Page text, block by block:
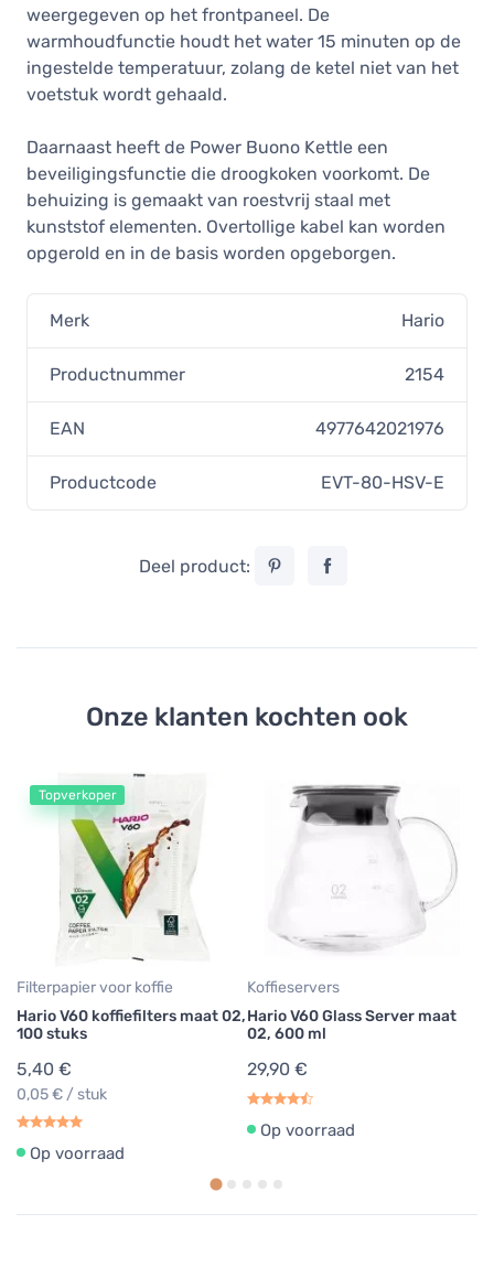
weergegeven op het frontpaneel. De
warmhoudfunctie houdt het water 15 minuten op de
ingestelde temperatuur, zolang de ketel niet van het
voetstuk wordt gehaald.
Daarnaast heeft de Power Buono Kettle een
beveiligingsfunctie die droogkoken voorkomt. De
behuizing is gemaakt van roestvrij staal met
kunststof elementen. Overtollige kabel kan worden
opgerold en in de basis worden opgeborgen.
Merk Hario
Productnummer 2154
EAN 4977642021976
Productcode EVT-80-HSV-E
Deel product:
Onze klanten kochten ook
Topverkoper
Filterpapier voor koffie
Hario V60 koffiefilters maat 02,
100 stuks
5,40 €
0,05 € / stuk
Op voorraad
Koffieservers
Hario V60 Glass Server maat
02, 600 ml
29,90 €
Op voorraad